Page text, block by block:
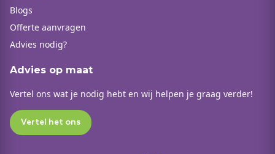
Blogs
Offerte aanvragen
Advies nodig?
Advies op maat
Vertel ons wat je nodig hebt en wij helpen je graag verder!
Vertel het ons